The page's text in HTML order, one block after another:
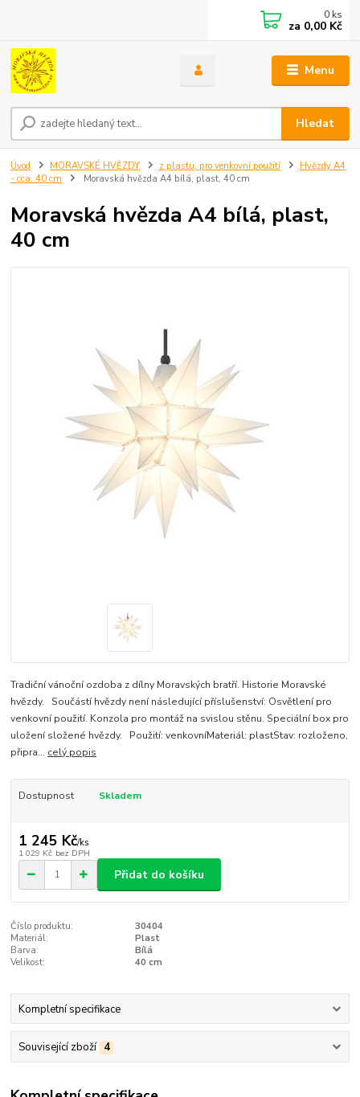
Menu
Hledat
0 ks
za 0,00 Kč
Úvod MORAVSKÉ HVĚZDY z plastu, pro venkovní použití
Hvězdy A4
- cca. 40 cm
Moravská hvězda A4 bílá, plast, 40 cm
Moravská hvězda A4 bílá, plast,
40 cm
Tradiční vánoční ozdoba z dílny Moravských bratří. Historie Moravské
hvězdy. Součástí hvězdy není následující příslušenství: Osvětlení pro
venkovní použití. Konzola pro montáž na svislou stěnu. Speciální box pro
uložení složené hvězdy. Použití: venkovníMateriál: plastStav: rozloženo,
připra... celý popis
Dostupnost Skladem
1 245 Kč/ks
1 029 Kč bez DPH
Přidat do košíku
Číslo produktu:
30404
Materiál:
Plast
Barva:
Bílá
Velikost:
40 cm
Kompletní specifikace
Související zboží 4